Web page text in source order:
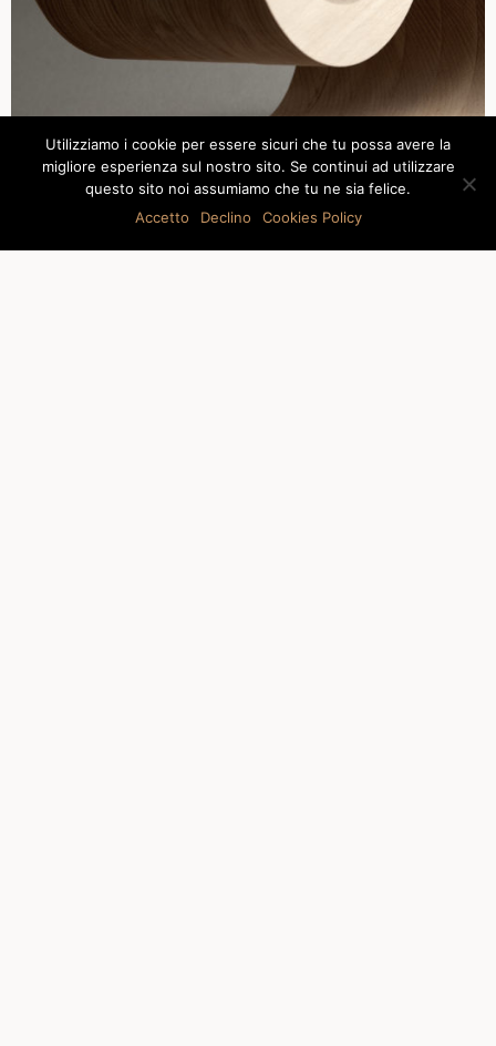
Utilizziamo i cookie per essere sicuri che tu possa avere la
migliore esperienza sul nostro sito. Se continui ad utilizzare
questo sito noi assumiamo che tu ne sia felice.
Accetto
Declino Cookies Policy